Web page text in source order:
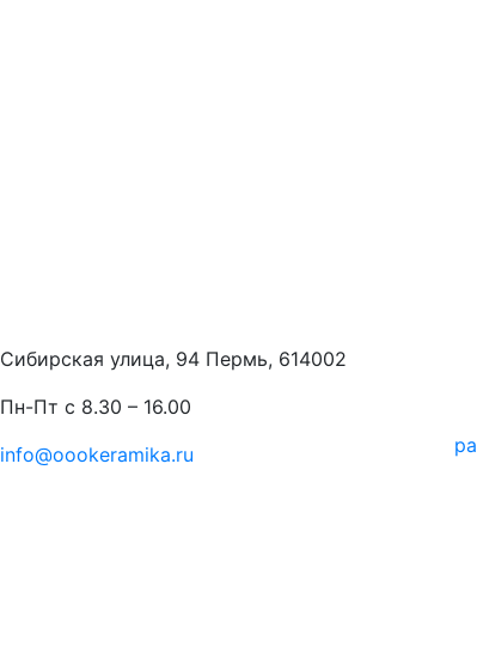
Сибирская улица, 94 Пермь, 614002
Пн-Пт с 8.30 – 16.00
info@oookeramika.ru